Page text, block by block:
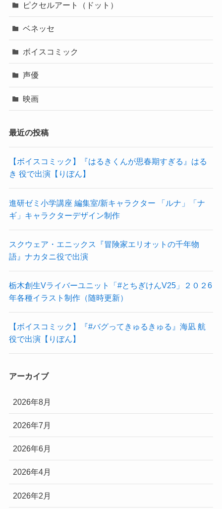
ピクセルアート（ドット）
ベネッセ
ボイスコミック
声優
映画
最近の投稿
【ボイスコミック】『はるきくんが思春期すぎる』はる
き 役で出演【りぼん】
進研ゼミ小学講座 編集室/新キャラクター 「ルナ」「ナ
ギ」キャラクターデザイン制作
スクウェア・エニックス『冒険家エリオットの千年物
語』ナカタニ役で出演
栃木創生Vライバーユニット「#とちぎけんV25」２０２6
年各種イラスト制作（随時更新）
【ボイスコミック】『#バグってきゅるきゅる』海凪 航
役で出演【りぼん】
アーカイブ
2026年8月
2026年7月
2026年6月
2026年4月
2026年2月